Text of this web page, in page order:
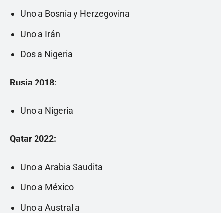
Uno a Bosnia y Herzegovina
Uno a Irán
Dos a Nigeria
Rusia 2018:
Uno a Nigeria
Qatar 2022:
Uno a Arabia Saudita
Uno a México
Uno a Australia